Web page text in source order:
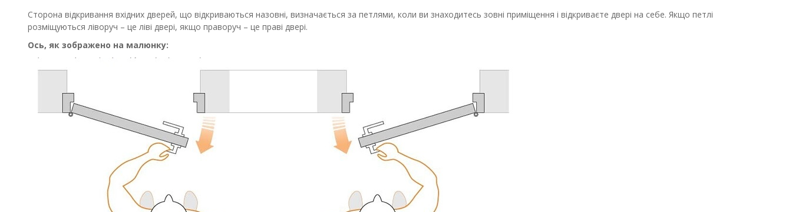
Сторона відкривання вхідних дверей, що відкриваються назовні, визначається за петлями, коли ви знаходитесь зовні приміщення і відкриваєте двері на себе. Якщо петлі
розміщуються ліворуч – це ліві двері, якщо праворуч – це праві двері.
Ось, як зображено на малюнку: